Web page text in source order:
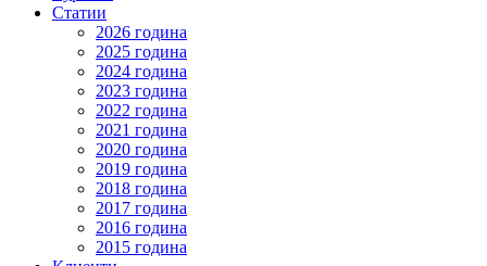
Статии
2026 година
2025 година
2024 година
2023 година
2022 година
2021 година
2020 година
2019 година
2018 година
2017 година
2016 година
2015 година